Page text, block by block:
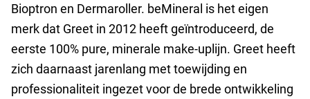
Bioptron en Dermaroller. beMineral is het eigen
merk dat Greet in 2012 heeft geïntroduceerd, de
eerste 100% pure, minerale make-uplijn. Greet heeft
zich daarnaast jarenlang met toewijding en
professionaliteit ingezet voor de brede ontwikkeling